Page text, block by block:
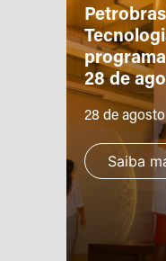
28 de
28 de agosto
Saiba